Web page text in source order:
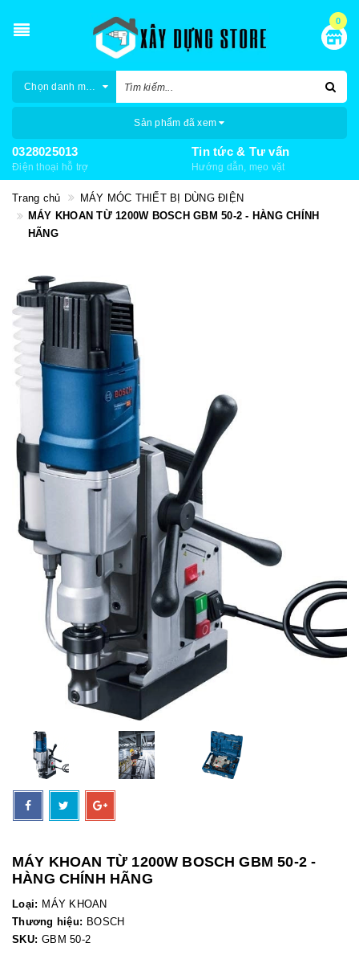
0
Chọn danh mục
Sản phẩm đã xem
0328025013
Điện thoại hỗ trợ
Tin tức & Tư vấn
Hướng dẫn, mẹo vặt
Trang chủ
MÁY MÓC THIẾT BỊ DÙNG ĐIỆN
MÁY KHOAN TỪ 1200W BOSCH GBM 50-2 - HÀNG CHÍNH
HÃNG
MÁY KHOAN TỪ 1200W BOSCH GBM 50-2 -
HÀNG CHÍNH HÃNG
Loại: MÁY KHOAN
Thương hiệu: BOSCH
SKU: GBM 50-2